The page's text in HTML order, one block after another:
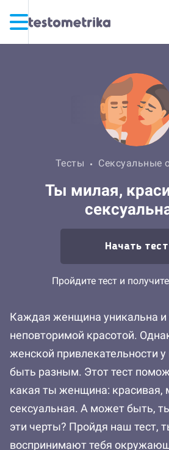
Тесты Сексуальные
Ты милая,
Начать тест
Пройдите тест и
Каждая женщина уникальна и
неповторимой красотой.
женской привлекательности
быть разным. Этот тест
какая ты женщина: красивая,
сексуальная. А может быть,
эти черты? Пройдя наш тест,
воспринимают тебя